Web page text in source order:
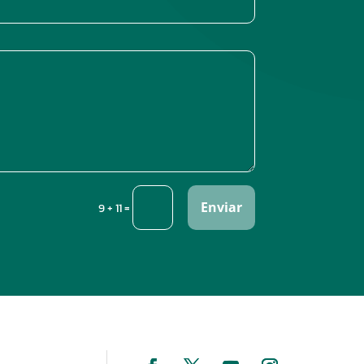
9 + 11= Enviar